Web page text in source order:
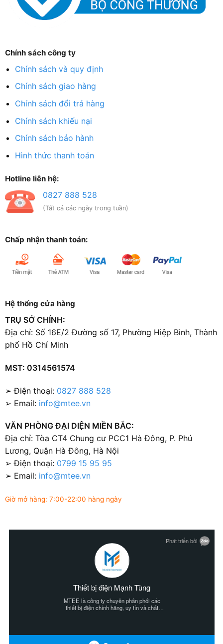
Chính sách công ty
Chính sách và quy định
Chính sách giao hàng
Chính sách đổi trả hàng
Chính sách khiếu nại
Chính sách bảo hành
Hình thức thanh toán
Hotline liên hệ:
0827 888 528
(Tất cả các ngày trong tuần)
Chấp nhận thanh toán:
Hệ thống cửa hàng
TRỤ SỞ CHÍNH:
Địa chỉ: Số 16E/2 Đường số 17, Phường Hiệp Bình, Thành
phố Hồ Chí Minh
MST: 0314561574
➢ Điện thoại: 0827 888 528
➢ Email: info@mtee.vn
VĂN PHÒNG ĐẠI DIỆN MIỀN BẮC:
Địa chỉ: Tòa CT4 Chung cư PCC1 Hà Đông, P. Phú
Lương, Quận Hà Đông, Hà Nội
➢ Điện thoại: 0799 15 95 95
➢ Email: info@mtee.vn
Giờ mở hàng: 7:00-22:00 hàng ngày